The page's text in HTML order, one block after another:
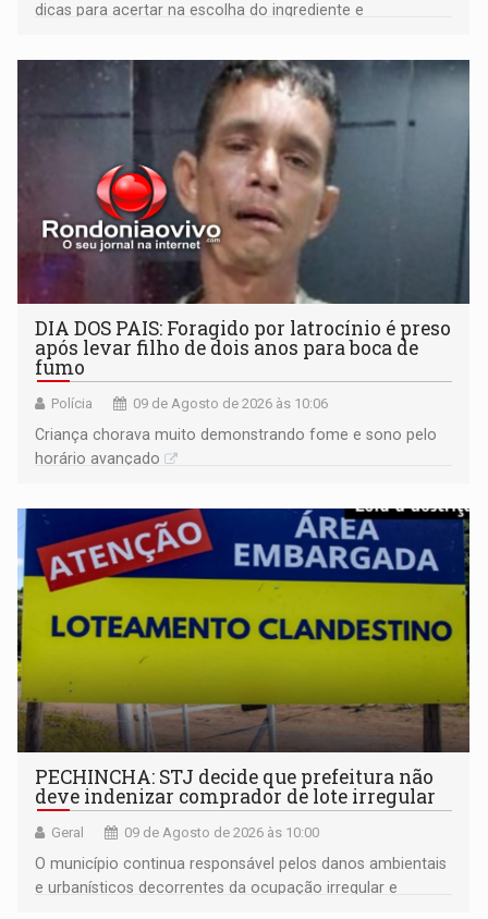
dicas para acertar na escolha do ingrediente e
DIA DOS PAIS: Foragido por latrocínio é preso
após levar filho de dois anos para boca de
fumo
Polícia 09 de Agosto de 2026 às 10:06
Criança chorava muito demonstrando fome e sono pelo
horário avançado
PECHINCHA: STJ decide que prefeitura não
deve indenizar comprador de lote irregular
Geral 09 de Agosto de 2026 às 10:00
O município continua responsável pelos danos ambientais
e urbanísticos decorrentes da ocupação irregular e